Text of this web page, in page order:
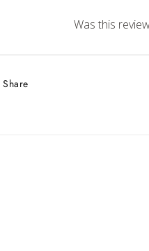
Was this
Share